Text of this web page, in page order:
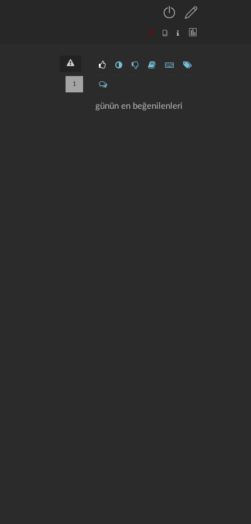
günün en beğenilenleri
1